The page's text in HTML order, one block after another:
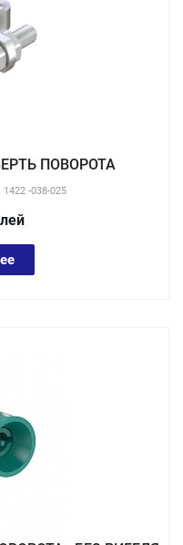
ПОВОРОТА
1422 -038-025
лей